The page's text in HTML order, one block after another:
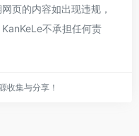
页的内容如出现违规，
不承担任何责
收集与分享！